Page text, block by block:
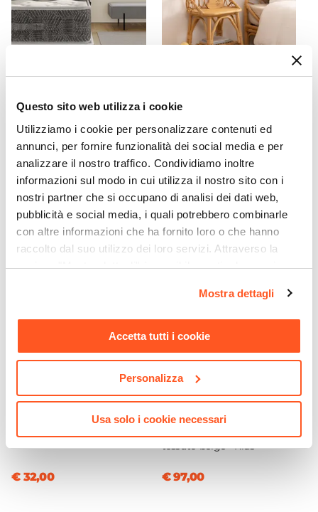
Questo sito web utilizza i cookie
Utilizziamo i cookie per personalizzare contenuti ed
annunci, per fornire funzionalità dei social media e per
analizzare il nostro traffico. Condividiamo inoltre
informazioni sul modo in cui utilizza il nostro sito con i
nostri partner che si occupano di analisi dei dati web,
pubblicità e social media, i quali potrebbero combinarle
con altre informazioni che ha fornito loro o che hanno
raccolto dal suo utilizzo dei loro servizi. Attraverso la
sezione "Mostra dettagli" è possibile gestire le proprie
momento. Per maggiori informazioni si invita a leggere la
nostraCookie Policy.
Mostra dettagli
Accetta tutti i cookie
Personalizza
Usa solo i cookie necessari
CODICE:MSP-919
Materasso singolo 90x190
cm con doppio strato Foam
e Memory h 25 cm -
€ 245,00
CODICE:
Comodino per bambini
37x56h cm in legno rattan
naturale - Rattantouille
€ 77,99
CODICE:TPT-519
Tappeto rotondo 90 cm in
similpelliccia bianco - Kids
€ 32,00
CODICE:PB-B58
Poltrona orsetto per
tessuto beige - Kids
€ 97,00